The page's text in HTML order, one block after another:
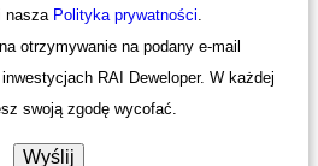
nasza Polityka prywatności.
otrzymywanie na podany e-mail
RAI Deweloper. W każdej
swoją zgodę wycofać.